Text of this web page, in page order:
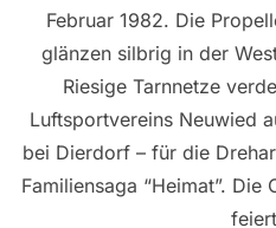
Februar 1982. Die
glänzen silbrig in der
Riesige Tarnnetze
Luftsportvereins Neuwied
bei Dierdorf – für die
Familiensaga “Heimat”.